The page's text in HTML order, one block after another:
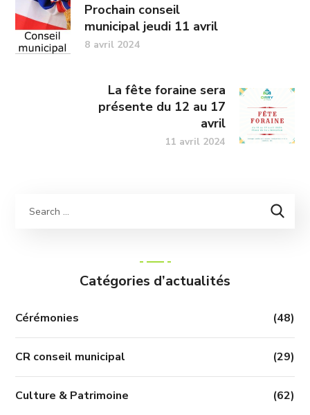
Prochain conseil
municipal jeudi 11 avril
8 avril 2024
La fête foraine sera
présente du 12 au 17
avril
11 avril 2024
Catégories d’actualités
Cérémonies (48)
CR conseil municipal (29)
Culture & Patrimoine (62)